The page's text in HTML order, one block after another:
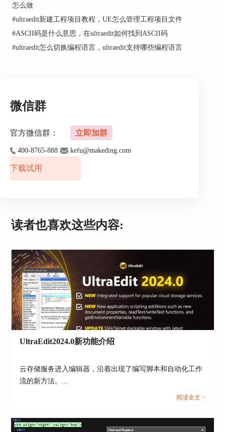
下载完成后在UltraEdit中添加主题文件。打开
UltraEdit主界面，点击布局，再点击主题，会弹出
管理主题对话框。点击对话框中的“＋”，再点击加
入现有主题，在电脑的磁盘目录中找到下载好的主
题文件，选中后点击打开即可添加并应用该主题。
图4：添加主题
自定义界面风格
若还有需要调整的，可选择自定义界面风格。
对话框。在应用程序选项卡中，点击应用程序风格
选择自定义。点击设置字体可更改字体并设置字体
怎么做
#ultraedit新建工程项目教程，UE怎么管理工程项目文件
#ASCII码是什么意思，在ultraedit如何找到ASCII码
#ultraedit怎么切换编程语言，ultraedit支持哪些编程语言
微信群
官方微信群： 立即加群
400-8765-888 kefu@makeding.com
下载试用
读者也喜欢这些内容:
UltraEdit2024.0新功能介绍
云存储服务进入编辑器，沿着出现了编写脚本和自动化工作
流的新方法。...
阅读全文 >